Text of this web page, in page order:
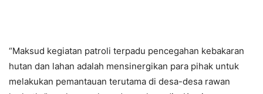
“Maksud kegiatan patroli terpadu pencegahan kebakaran
hutan dan lahan adalah mensinergikan para pihak untuk
melakukan pemantauan terutama di desa-desa rawan